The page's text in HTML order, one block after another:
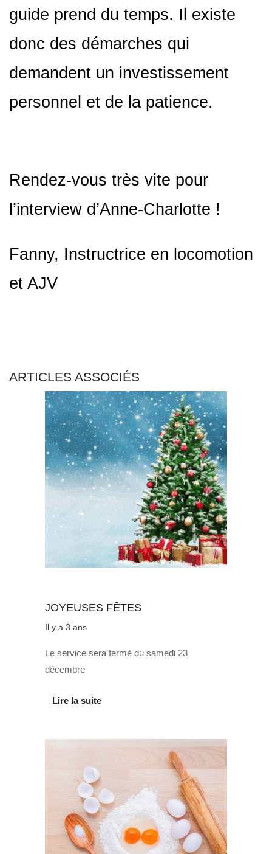
guide prend du temps. Il existe
donc des démarches qui
demandent un investissement
personnel et de la patience.
Rendez-vous très vite pour
l’interview d’Anne-Charlotte !
Fanny, Instructrice en locomotion
et AJV
ARTICLES ASSOCIÉS
JOYEUSES FÊTES
Il y a 3 ans
Le service sera fermé du samedi 23
décembre
Lire la suite